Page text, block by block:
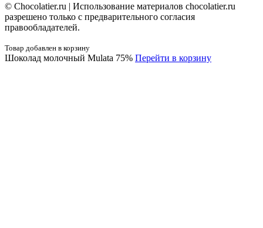
© Сhocolatier.ru | Использование материалов chocolatier.ru
разрешено только с предварительного согласия
правообладателей.
Товар добавлен в корзину
Шоколад молочный Mulata 75% Перейти в корзину